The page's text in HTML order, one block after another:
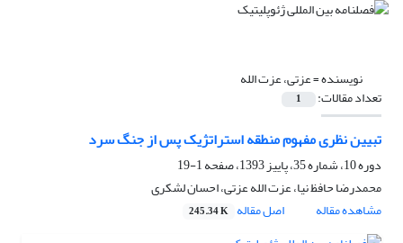
نویسنده =عزتی، عزت الله
تعداد مقالات: 1
تبیین نظری مفهوم منطقه استراتژیک پس از جنگ سرد
دوره 10، شماره 35، پاییز 1393، صفحه
1-19
محمدرضا حافظ‌ نیا، عزت الله عزتی، احسان لشکری
مشاهده مقاله
اصل مقاله 245.34 K